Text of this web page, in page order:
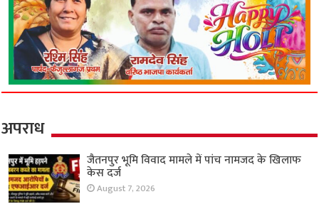
अपराध
जैतनपुर भूमि विवाद मामले में पांच नामजद के खिलाफ
केस दर्ज
August 7, 2026